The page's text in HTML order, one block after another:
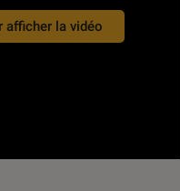
afficher la vidéo